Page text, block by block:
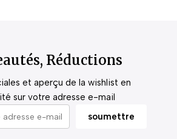
Réductions
et aperçu de la wishlist en
sur votre adresse e-mail